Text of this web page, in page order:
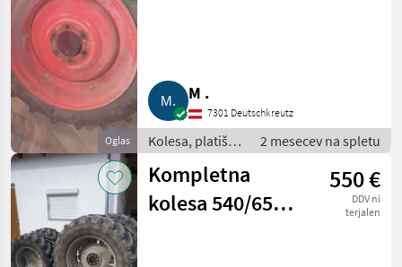
Oglas
M .
7301 Deutschkreutz
Kolesa, platišča
in pnevmatike /
Komplet kolesa
2 mesecev na spletu
Kompletna
kolesa 540/65
550 €
DDV ni
terjalen